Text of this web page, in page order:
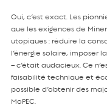
Oui, c’est exact. Les
que les exigences de
utopiques : réduire la
l’énergie solaire, imposer
– c’était audacieux. Ce
faisabilité technique et
possible d’obtenir des
MoPEC.